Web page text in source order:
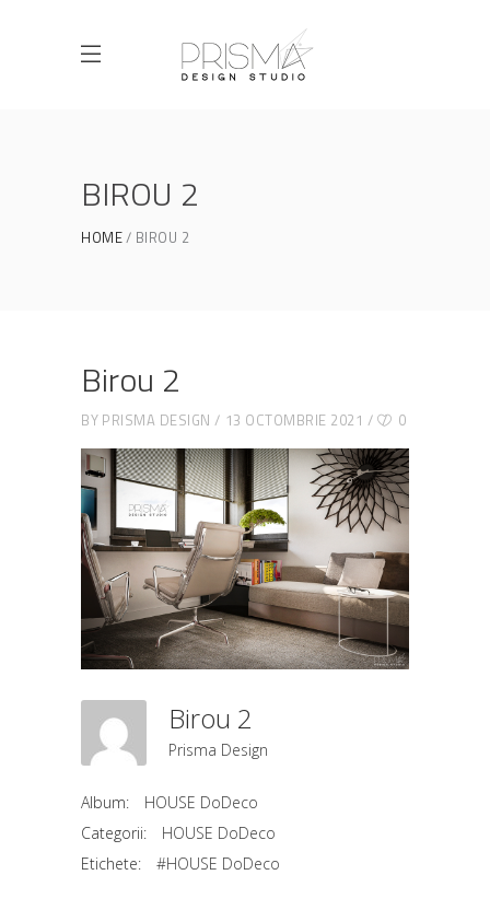
BIROU 2
HOME BIROU 2
Birou 2
BY PRISMA DESIGN 13 OCTOMBRIE 2021 0
Birou 2
Prisma Design
Album:
HOUSE DoDeco
Categorii:
HOUSE DoDeco
Etichete:
#HOUSE DoDeco